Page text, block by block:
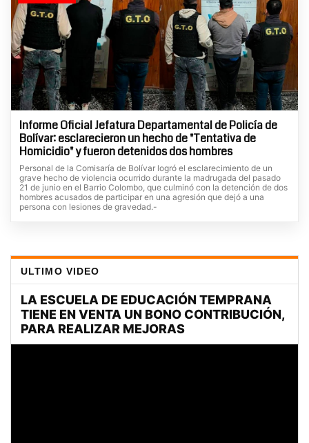
Informe Oficial Jefatura Departamental de Policía de
Bolívar: esclarecieron un hecho de "Tentativa de
Homicidio" y fueron detenidos dos hombres
Personal de la Comisaría de Bolívar logró el esclarecimiento de un
grave hecho de violencia ocurrido durante la madrugada del pasado
21 de junio en el Barrio Colombo, que culminó con la detención de dos
hombres acusados de participar en una agresión que dejó a una
persona con lesiones de gravedad.-
ULTIMO VIDEO